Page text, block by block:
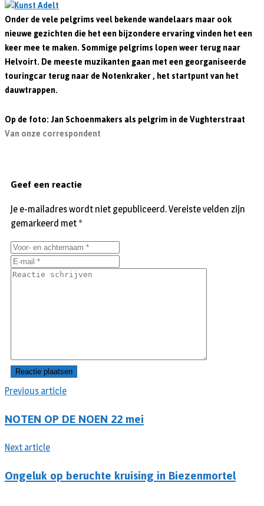
Onder de vele pelgrims veel bekende wandelaars maar ook
nieuwe gezichten die het een bijzondere ervaring vinden het een
keer mee te maken. Sommige pelgrims lopen weer terug naar
Helvoirt. De meeste muzikanten gaan met een georganiseerde
touringcar terug naar de Notenkraker , het startpunt van het
dauwtrappen.
Op de foto: Jan Schoenmakers als pelgrim in de Vughterstraat
Van onze correspondent
Previous article
NOTEN OP DE NOEN 22 mei
Next article
Ongeluk op beruchte kruising in Biezenmortel
Geef een reactie
Je e-mailadres wordt niet gepubliceerd.Vereiste velden zijn
gemarkeerd met *